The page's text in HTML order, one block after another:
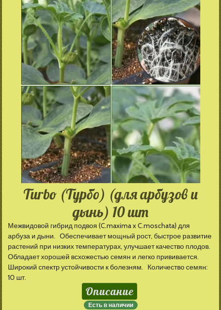
Turbo (Турбо) (для арбузов и
дынь) 10 шт
Межвидовой гибрид подвоя (C.maxima x C.moschata) для
арбуза и дыни. Обеспечивает мощный рост, быстрое развитие
растений при низких температурах, улучшает качество плодов.
Обладает хорошей всхожестью семян и легко прививается.
Широкий спектр устойчивости к болезням. Количество семян:
10 шт.
Описание
Есть в наличии